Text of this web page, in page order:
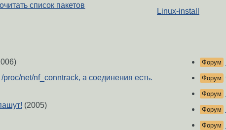
список пакетов
Linux-install
proc/net/nf_conntrack, а соединения есть.
(2005)
Форум
Форум
Форум
Форум
Форум